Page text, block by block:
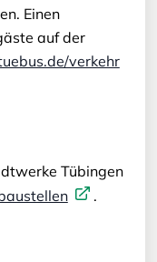
Einen
auf der
verkehr
Tübingen
.